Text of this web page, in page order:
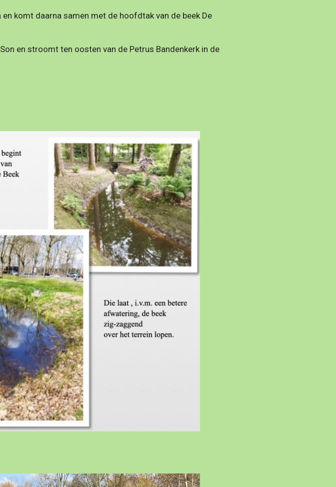
komt daarna samen met de hoofdtak van de beek De
en stroomt ten oosten van de Petrus Bandenkerk in de